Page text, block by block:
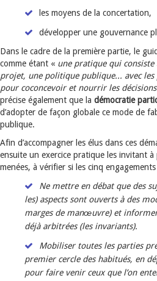
les moyens de la concertation,
développer une gouvernance
Dans le cadre de la première partie, le
comme étant « une pratique qui
projet, une politique publique... avec les
pour coconcevoir et nourrir les
précise également que la démocratie
d’adopter de façon globale ce mode de
publique.
Afin d’accompagner les élus dans ces
ensuite un exercice pratique les invitant
menées, à vérifier si les cinq
Ne mettre en débat que des
les) aspects sont ouverts à des
marges de manœuvre) et
déjà arbitrées (les invariants).
Mobiliser toutes les parties
premier cercle des habitués, en
pour faire venir ceux que l’on